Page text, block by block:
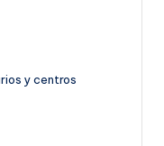
y centros